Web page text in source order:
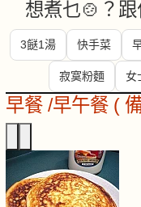
想煮乜🍲？
3餸1湯 快手菜
寂寞粉麵 女
早餐 /早午餐 (